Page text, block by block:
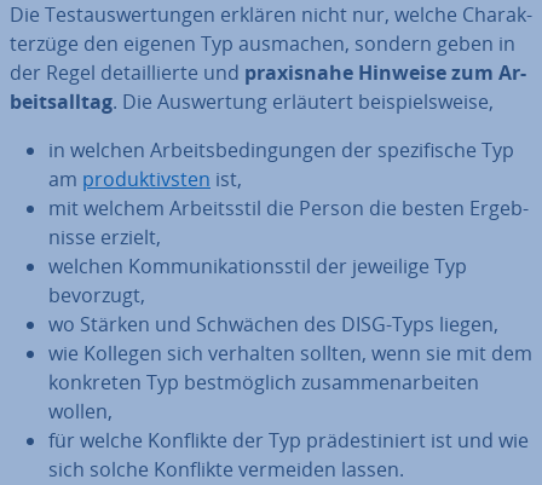
Die Test­aus­wer­tun­gen erklären nicht nur, welche Cha­rak­
ter­zü­ge den eigenen Typ ausmachen, sondern geben in
der Regel de­tail­lier­te und pra­xis­na­he Hinweise zum Ar­
beits­all­tag. Die Aus­wer­tung erläutert bei­spiels­wei­se,
in welchen Ar­beits­be­din­gun­gen der spe­zi­fi­sche Typ
am pro­duk­tivs­ten ist,
mit welchem Ar­beits­stil die Person die besten Er­geb­
nis­se erzielt,
welchen Kom­mu­ni­ka­ti­ons­stil der jeweilige Typ
bevorzugt,
wo Stärken und Schwächen des DISG-Typs liegen,
wie Kollegen sich verhalten sollten, wenn sie mit dem
konkreten Typ best­mög­lich zu­sam­men­ar­bei­ten
wollen,
für welche Konflikte der Typ prä­de­sti­niert ist und wie
sich solche Konflikte vermeiden lassen.